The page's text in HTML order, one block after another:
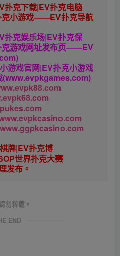
扑克下载|EV扑克电脑
克小游戏——EV扑克导航
扑克娱乐场|EV扑克保
克游戏网址发布页——EV
游戏官网|EV扑克小游戏
牌|EV扑克博
世界扑克大赛
发布。
勿转载。
END